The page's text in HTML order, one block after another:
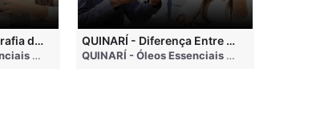
QUINARÍ - Cromatografia de Óleos Essenciais, ABRAROMA e Marcas Confiáveis
QUINARÍ - Óleos Essenciais e Aromaterapia • 3 months ago
QUINARÍ - Diferença Entre Óleo Essencial e Hidrolato
QUINARÍ - Óleos Essenciais e Aromaterapia